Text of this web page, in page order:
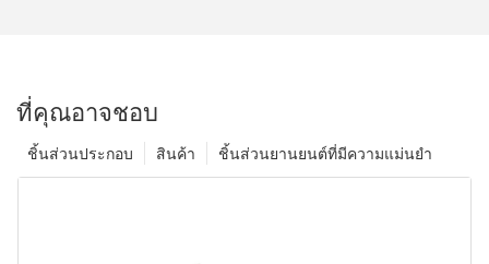
ที่คุณอาจชอบ
ชิ้นส่วนยานยนต์ที่มีความแม่นยำ
สินค้า
ชิ้นส่วนประกอบ